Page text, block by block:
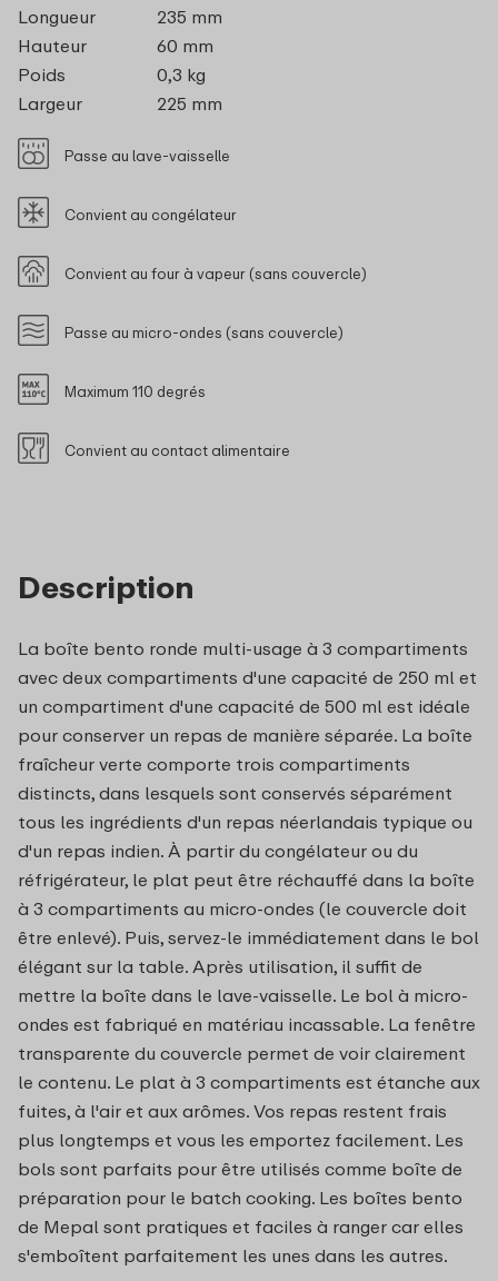
Description
La boîte bento ronde multi-usage à 3 compartiments
avec deux compartiments d'une capacité de 250 ml et
un compartiment d'une capacité de 500 ml est idéale
pour conserver un repas de manière séparée. La boîte
fraîcheur verte comporte trois compartiments
distincts, dans lesquels sont conservés séparément
tous les ingrédients d'un repas néerlandais typique ou
d'un repas indien. À partir du congélateur ou du
réfrigérateur, le plat peut être réchauffé dans la boîte
à 3 compartiments au micro-ondes (le couvercle doit
être enlevé). Puis, servez-le immédiatement dans le bol
élégant sur la table. Après utilisation, il suffit de
mettre la boîte dans le lave-vaisselle. Le bol à micro-
ondes est fabriqué en matériau incassable. La fenêtre
transparente du couvercle permet de voir clairement
le contenu. Le plat à 3 compartiments est étanche aux
fuites, à l'air et aux arômes. Vos repas restent frais
plus longtemps et vous les emportez facilement. Les
bols sont parfaits pour être utilisés comme boîte de
préparation pour le batch cooking. Les boîtes bento
de Mepal sont pratiques et faciles à ranger car elles
s'emboîtent parfaitement les unes dans les autres.
Longueur
235 mm
Hauteur
60 mm
Poids
0,3 kg
Largeur
225 mm
Passe au lave-vaisselle
Convient au congélateur
Convient au four à vapeur (sans couvercle)
Passe au micro-ondes (sans couvercle)
Maximum 110 degrés
Convient au contact alimentaire